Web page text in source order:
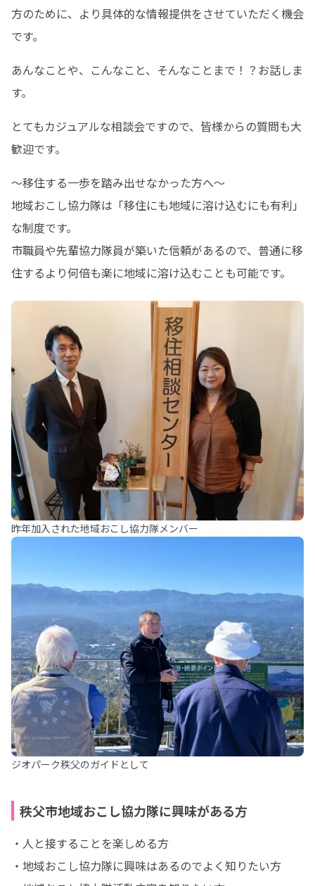
方のために、より具体的な情報提供をさせていただく機会
です。
あんなことや、こんなこと、そんなことまで！？お話しま
す。
とてもカジュアルな相談会ですので、皆様からの質問も大
歓迎です。
〜移住する一歩を踏み出せなかった方へ〜
地域おこし協力隊は「移住にも地域に溶け込むにも有利」
な制度です。
市職員や先輩協力隊員が築いた信頼があるので、普通に移
住するより何倍も楽に地域に溶け込むことも可能です。
昨年加入された地域おこし協力隊メンバー
ジオパーク秩父のガイドとして
秩父市地域おこし協力隊に興味がある方
・人と接することを楽しめる方
・地域おこし協力隊に興味はあるのでよく知りたい方